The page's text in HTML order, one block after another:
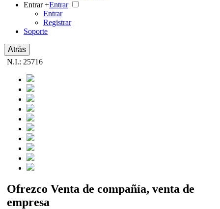
Entrar +Entrar
Entrar
Registrar
Soporte
Atrás
N.I.: 25716
Ofrezco Venta de compañía, venta de
empresa